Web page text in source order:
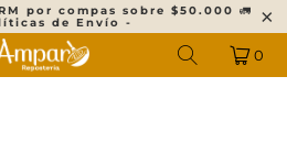
por compas sobre $50.000 🚛
de Envío -
0